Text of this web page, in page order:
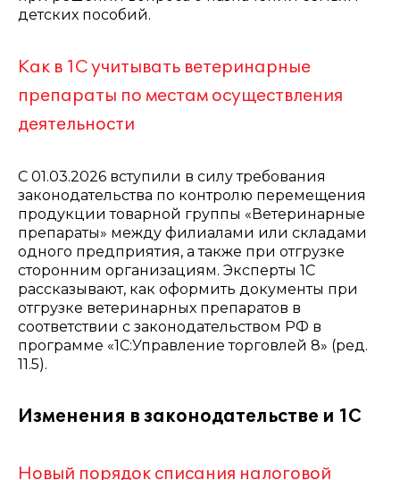
детских пособий.
Как в 1С учитывать ветеринарные
препараты по местам осуществления
деятельности
С 01.03.2026 вступили в силу требования
законодательства по контролю перемещения
продукции товарной группы «Ветеринарные
препараты» между филиалами или складами
одного предприятия, а также при отгрузке
сторонним организациям. Эксперты 1С
рассказывают, как оформить документы при
отгрузке ветеринарных препаратов в
соответствии с законодательством РФ в
программе «1С:Управление торговлей 8» (ред.
11.5).
Изменения в законодательстве и 1С
Новый порядок списания налоговой